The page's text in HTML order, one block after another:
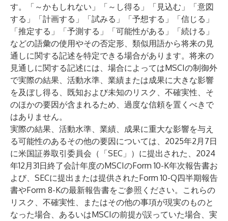
す。「～かもしれない」「～し得る」「見込む」「意図
する」「計画する」「試みる」「予想する」「信じる」
「推定する」「予測する」「可能性がある」「続ける」
などの語彙の使用やその否定形、類似用語から将来の見
通しに関する記述を特定できる場合があります。将来の
見通しに関する記述には、場合によってはMSCIの制御外
で実際の結果、活動水準、業績または成果に大きな影響
を及ぼし得る、既知および未知のリスク、不確実性、そ
のほかの要因が含まれるため、過度な信頼を置くべきで
はありません。
実際の結果、活動水準、業績、成果に重大な影響を与え
る可能性のあるその他の要因については、2025年2月7日
に米国証券取引委員会（「SEC」）に提出された、2024
年12月31日終了会計年度のMSCIのForm 10-K年次報告書お
よび、SECに提出または提供されたForm 10-Q四半期報告
書やForm 8-Kの最新報告書をご参照ください。これらの
リスク、不確実性、またはその他の事項が現実のものと
なった場合、あるいはMSCIの前提が誤っていた場合、実